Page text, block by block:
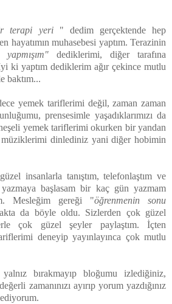
terapi yeri" dedim gerçektende hep
hayatımın muhasebesi yaptım. Terazinin
dediklerimi, diğer tarafına
ki yaptım dediklerim ağır çekince mutlu
baktım...
yemek tariflerimi değil, zaman zaman
prensesimle yaşadıklarımızı da
yemek tariflerimi okurken bir yandan
dinlediniz yani diğer hobimin
insanlarla tanıştım, telefonlaştım ve
başlasam bir kaç gün yazmam
Mesleğim gereği "öğrenmenin sonu
da böyle oldu. Sizlerden çok güzel
çok güzel şeyler paylaştım. İçten
deneyip yayınlayınca çok mutlu
bırakmayıp bloğumu izlediğiniz,
zamanınızı ayırıp yorum yazdığınız